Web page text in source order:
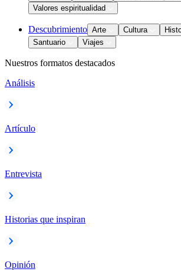
Valores espiritualidad
Descubrimiento Arte Cultura
Santuario
Viajes
Nuestros formatos destacados
Análisis
Artículo
Entrevista
Historias que inspiran
Opinión